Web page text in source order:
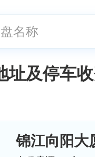
址及停车
锦江向阳大